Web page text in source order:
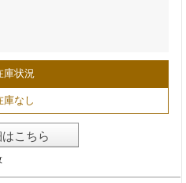
庫状況
庫なし
こちら